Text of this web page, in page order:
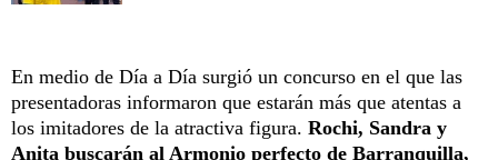
En medio de Día a Día surgió un concurso en el que las
presentadoras informaron que estarán más que atentas a
los imitadores de la atractiva figura. Rochi, Sandra y
Anita buscarán al Armonio perfecto de Barranquilla,